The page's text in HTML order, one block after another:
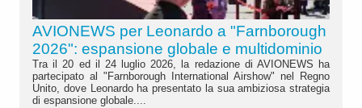
AVIONEWS per Leonardo a "Farnborough
2026": espansione globale e multidominio
Tra il 20 ed il 24 luglio 2026, la redazione di AVIONEWS ha
partecipato al "Farnborough International Airshow" nel Regno
Unito, dove Leonardo ha presentato la sua ambiziosa strategia
di espansione globale....